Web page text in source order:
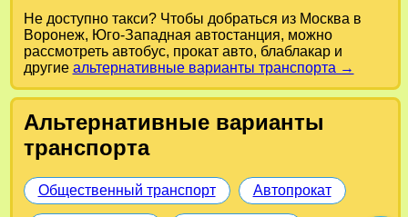
Не доступно такси? Чтобы добраться из Москва в
Воронеж, Юго-Западная автостанция, можно
рассмотреть автобус, прокат авто, блаблакар и
другие альтернативные варианты транспорта →
Альтернативные варианты
транспорта
Общественный транспорт Автопрокат